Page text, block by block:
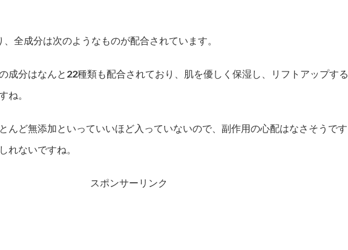
全成分は次のようなものが配合されています。
成分はなんと22種類も配合されており、肌を優しく保湿し、リフトアップする
ね。
んど無添加といっていいほど入っていないので、副作用の心配はなさそうです
れないですね。
スポンサーリンク